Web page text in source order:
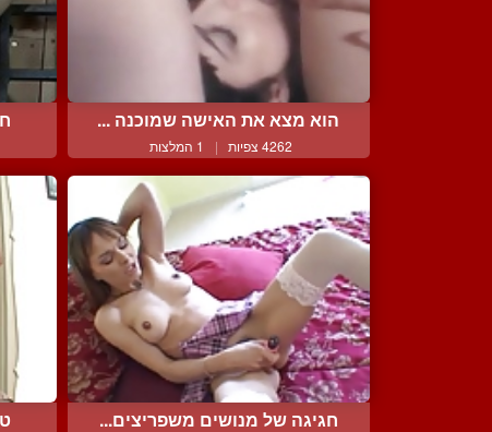
הוא מצא את האישה שמוכנה ...
4262 צפיות | 1 המלצות
חגיגה של מנושים משפריצים...